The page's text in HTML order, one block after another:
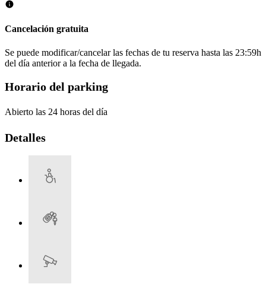
Cancelación gratuita
Se puede modificar/cancelar las fechas de tu reserva hasta las 23:59h
del día anterior a la fecha de llegada.
Horario del parking
Abierto las 24 horas del día
Detalles